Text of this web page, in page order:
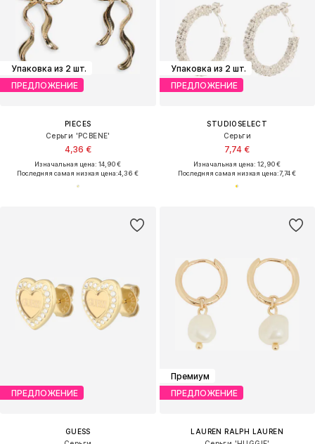
Упаковка из 2 шт.
ПРЕДЛОЖЕНИЕ
PIECES
Серьги 'PCBENE'
4,36 €
Изначальная цена: 14,90 €
Последняя самая низкая цена:4,36 €
Упаковка из 2 шт.
ПРЕДЛОЖЕНИЕ
STUDIOSELECT
Серьги
7,74 €
Изначальная цена: 12,90 €
Последняя самая низкая цена:7,74 €
ПРЕДЛОЖЕНИЕ
GUESS
Премиум
ПРЕДЛОЖЕНИЕ
LAUREN RALPH LAUREN